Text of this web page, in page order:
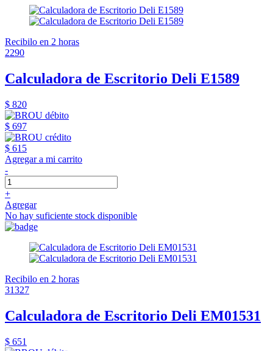
Recibilo en 2 horas
2290
Calculadora de Escritorio Deli E1589
$ 820
$ 697
$ 615
Agregar a mi carrito
-
+
Agregar
No hay suficiente stock disponible
Recibilo en 2 horas
31327
Calculadora de Escritorio Deli EM01531
$ 651